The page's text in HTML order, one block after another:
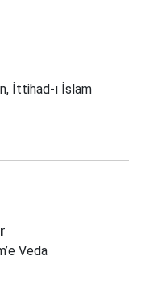
İttihad-ı İslam
Veda